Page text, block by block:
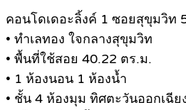
คอนโดเดอะลิ้งค์ 1 ซอยสุขุมวิท
• ทำเลทอง ใจกลางสุขุมวิท
• พื้นที่ใช้สอย 40.22 ตร.ม.
• 1 ห้องนอน 1 ห้องน้ำ
• ชั้น 4 ห้องมุม ทิศตะวันออกเฉีย